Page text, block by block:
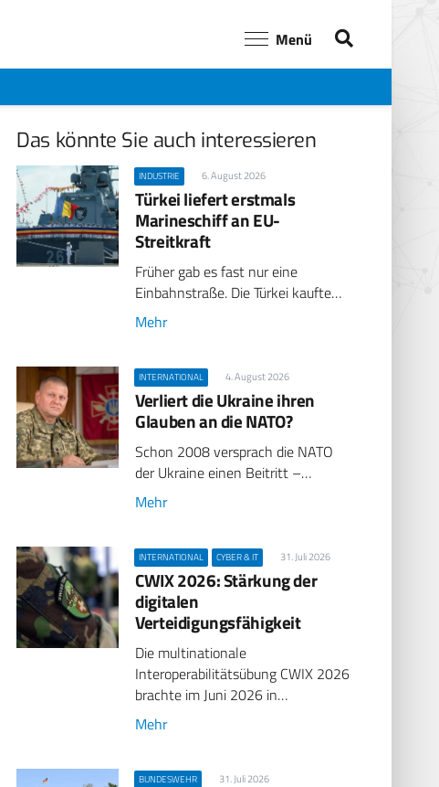
Menü
Das könnte Sie auch interessieren
INDUSTRIE 6. August 2026
Türkei liefert erstmals
Marineschiff an EU-
Streitkraft
Früher gab es fast nur eine
Einbahnstraße. Die Türkei kaufte…
Mehr
INTERNATIONAL 4. August 2026
Verliert die Ukraine ihren
Glauben an die NATO?
Schon 2008 versprach die NATO
der Ukraine einen Beitritt –…
Mehr
INTERNATIONAL CYBER & IT 31. Juli 2026
CWIX 2026: Stärkung der
digitalen
Verteidigungsfähigkeit
Die multinationale
Interoperabilitätsübung CWIX 2026
brachte im Juni 2026 in…
Mehr
BUNDESWEHR 31. Juli 2026